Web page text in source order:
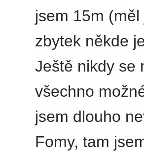
jsem 15m
zbytek někde
Ještě nikdy se
všechno
jsem dlouho
Fomy, tam